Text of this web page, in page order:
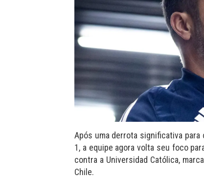
Após uma derrota significativa
1, a equipe agora volta seu foco
contra a Universidad Católica,
Chile.